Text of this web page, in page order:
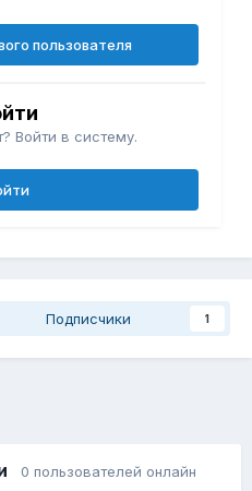
пользователя
Войти в систему.
Подписчики 1
0 пользователей онлайн